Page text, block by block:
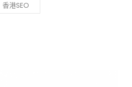
香港SEO